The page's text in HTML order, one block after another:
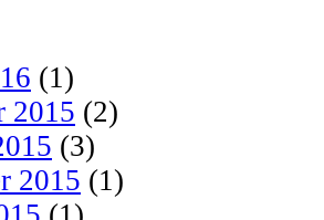
(1)
2015 (2)
(3)
2015 (1)